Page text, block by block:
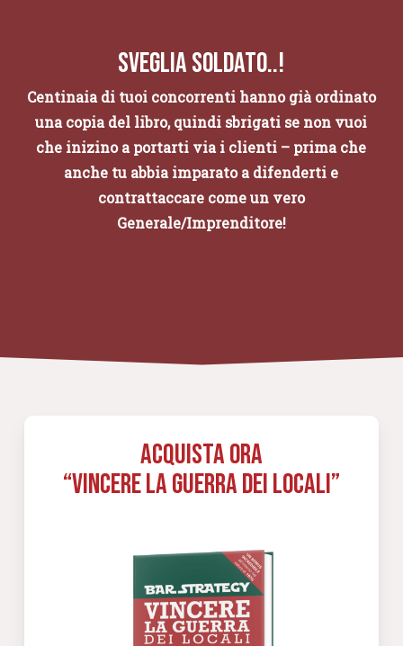
SVEGLIA SOLDATO..!
Centinaia di tuoi concorrenti hanno già ordinato
una copia del libro, quindi sbrigati se non vuoi
che inizino a portarti via i clienti – prima che
anche tu abbia imparato a difenderti e
contrattaccare come un vero
Generale/Imprenditore!
Acquista Ora
“Vincere la Guerra dei Locali”